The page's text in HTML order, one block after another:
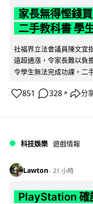
家長無得慳錢
二手教科書 學
社福界立法會議員陳文宜
遠超通漲，令家長難以負
令學生無法完成功課，二
851 328 ↗ 分
科技娛樂 遊戲情報
Lawton 21 小時
PlayStation 確